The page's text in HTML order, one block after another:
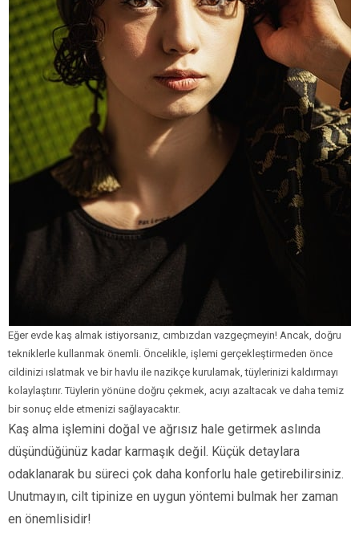
Eğer evde kaş almak istiyorsanız, cımbızdan vazgeçmeyin! Ancak, doğru
tekniklerle kullanmak önemli. Öncelikle, işlemi gerçekleştirmeden önce
cildinizi ıslatmak ve bir havlu ile nazikçe kurulamak, tüylerinizi kaldırmayı
kolaylaştırır. Tüylerin yönüne doğru çekmek, acıyı azaltacak ve daha temiz
bir sonuç elde etmenizi sağlayacaktır.
Kaş alma işlemini doğal ve ağrısız hale getirmek aslında
düşündüğünüz kadar karmaşık değil. Küçük detaylara
odaklanarak bu süreci çok daha konforlu hale getirebilirsiniz.
Unutmayın, cilt tipinize en uygun yöntemi bulmak her zaman
en önemlisidir!